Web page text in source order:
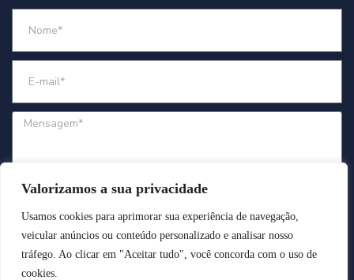
Valorizamos a sua privacidade
Usamos cookies para aprimorar sua experiência de navegação,
veicular anúncios ou conteúdo personalizado e analisar nosso
tráfego. Ao clicar em "Aceitar tudo", você concorda com o uso de
cookies.
ENVIAR